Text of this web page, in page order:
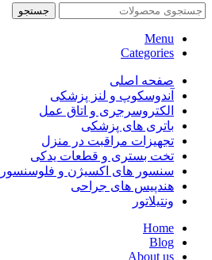
جستجو
Menu
Categories
صفحه اصلی
آندوسکوپ و لنز پزشکی
الکتروسرجری و اتاق عمل
باتری های پزشکی
تجهیزات مراقبت در منزل
تخت بستری و قطعات یدکی
سنسور های اکسیژن و فلوسنسور
هندپیس های جراحی
ونتیلاتور
Home
Blog
About us